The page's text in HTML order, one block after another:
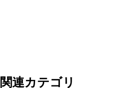
関連カテゴリ